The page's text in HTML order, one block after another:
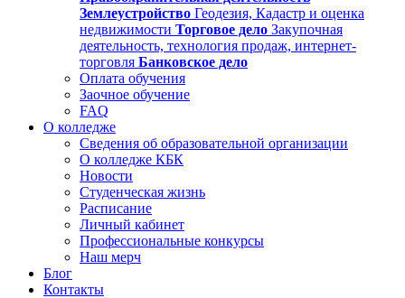
Землеустройство Геодезия, Кадастр и оценка
недвижимости Торговое дело Закупочная
деятельность, технология продаж, интернет-
торговля Банковское дело
Оплата обучения
Заочное обучение
FAQ
О колледже
Сведения об образовательной организации
О колледже КБК
Новости
Студенческая жизнь
Расписание
Личный кабинет
Профессиональные конкурсы
Наш мерч
Блог
Контакты